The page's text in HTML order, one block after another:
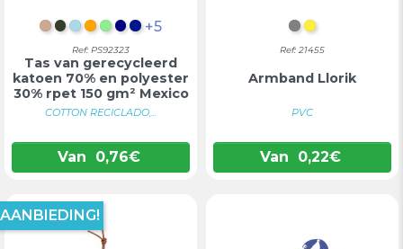
LICHT NATUURLIJK
LEGERGROEN
LICHTBLAUW
ORANJE
LICHTGROEN
DONKERBLAUW
KONINGSBLAUW
+5
Ref: PS92323
Tas van gerecycleerd
katoen 70% en polyester
30% rpet 150 gm² Mexico
COTTON RECICLADO,...
Van 0,76€
GRIJS
GEEL
Ref: 21455
Armband Llorik
PVC
Van 0,22€
AANBIEDING!